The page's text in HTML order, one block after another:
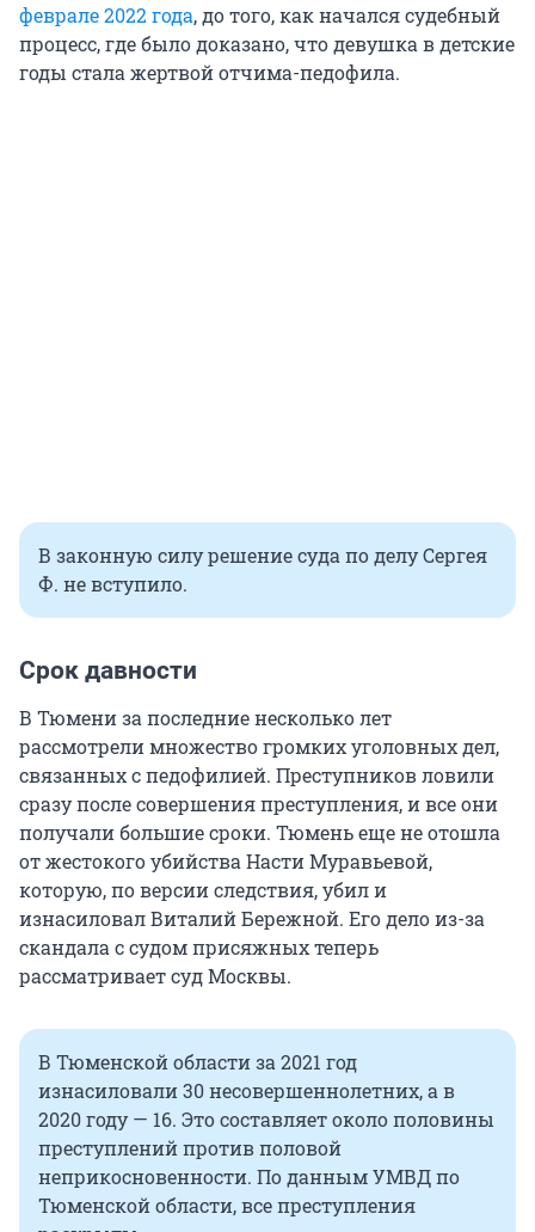
феврале 2022 года, до того, как начался судебный
процесс, где было доказано, что девушка в детские
годы стала жертвой отчима-педофила.
В законную силу решение суда по делу Сергея
Ф. не вступило.
Срок давности
В Тюмени за последние несколько лет
рассмотрели множество громких уголовных дел,
связанных с педофилией. Преступников ловили
сразу после совершения преступления, и все они
получали большие сроки. Тюмень еще не отошла
от жестокого убийства Насти Муравьевой,
которую, по версии следствия, убил и
изнасиловал Виталий Бережной. Его дело из-за
скандала с судом присяжных теперь
рассматривает суд Москвы.
В Тюменской области за 2021 год
изнасиловали 30 несовершеннолетних, а в
2020 году — 16. Это составляет около половины
преступлений против половой
неприкосновенности. По данным УМВД по
Тюменской области, все преступления